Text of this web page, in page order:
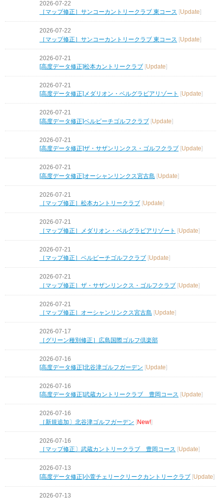
2026-07-22
［マップ修正］サンコーカントリークラブ 東コース [Update]
2026-07-22
［マップ修正］サンコーカントリークラブ 東コース [Update]
2026-07-21
[高度データ修正]松本カントリークラブ [Update]
2026-07-21
[高度データ修正]メダリオン・ベルグラビアリゾート
Update
2026-07-21
[高度データ修正]ベルビーチゴルフクラブ [Update]
2026-07-21
[高度データ修正]ザ・サザンリンクス・ゴルフクラブ
Update
2026-07-21
[高度データ修正]オーシャンリンクス宮古島 [Update]
2026-07-21
［マップ修正］松本カントリークラブ
Update
2026-07-21
［マップ修正］メダリオン・ベルグラビアリゾート
[Update]
2026-07-21
［マップ修正］ベルビーチゴルフクラブ [Update]
2026-07-21
［マップ修正］ザ・サザンリンクス・ゴルフクラブ [Update]
2026-07-21
［マップ修正］オーシャンリンクス宮古島 [Update]
2026-07-17
［グリーン種別修正］広島国際ゴルフ倶楽部
2026-07-16
[高度データ修正]北谷津ゴルフガーデン [Update]
2026-07-16
[高度データ修正]武蔵カントリークラブ 豊岡コース
Update
2026-07-16
［新規追加〕北谷津ゴルフガーデン [New!]
2026-07-16
［マップ修正〕武蔵カントリークラブ 豊岡コース
Update
2026-07-13
[高度データ修正]小萱チェリークリークカントリークラブ [Update]
2026-07-13